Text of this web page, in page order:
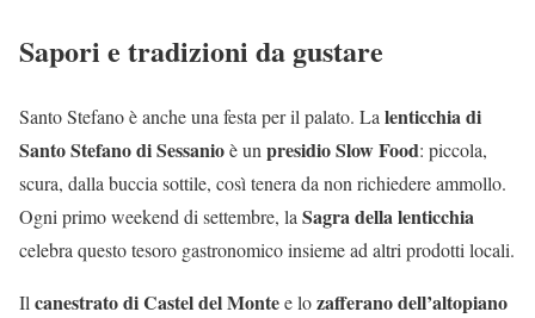
Sapori e tradizioni da gustare
Santo Stefano è anche una festa per il palato. La lenticchia di
Santo Stefano di Sessanioè un presidio Slow Food: piccola,
scura, dalla buccia sottile, così tenera da non richiedere ammollo.
Ogni primo weekend di settembre, la Sagra della lenticchia
celebra questo tesoro gastronomico insieme ad altri prodotti locali.
Il canestrato di Castel del Montee lozafferano dell’altopiano